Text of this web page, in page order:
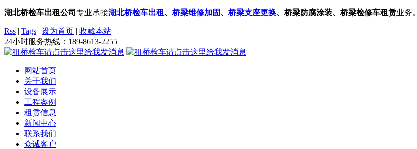
湖北桥检车出租公司 专业承接湖北桥检车出租 、 桥梁维修加固、 桥梁支座更换、桥梁防腐涂装、桥梁检修车租赁业务。
Rss | Tags | 设为首页 | 收藏本站
24小时服务热线： 189-8613-2255
网站首页
关于我们
设备展示
工程案例
租赁信息
新闻中心
联系我们
众诚客户